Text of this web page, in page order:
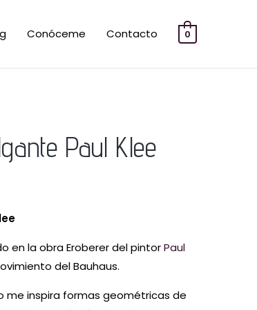
Conóceme Contacto 0
Paul Klee
en la obra Eroberer del pintorPaul
del Bauhaus.
me inspira formas geométricas de